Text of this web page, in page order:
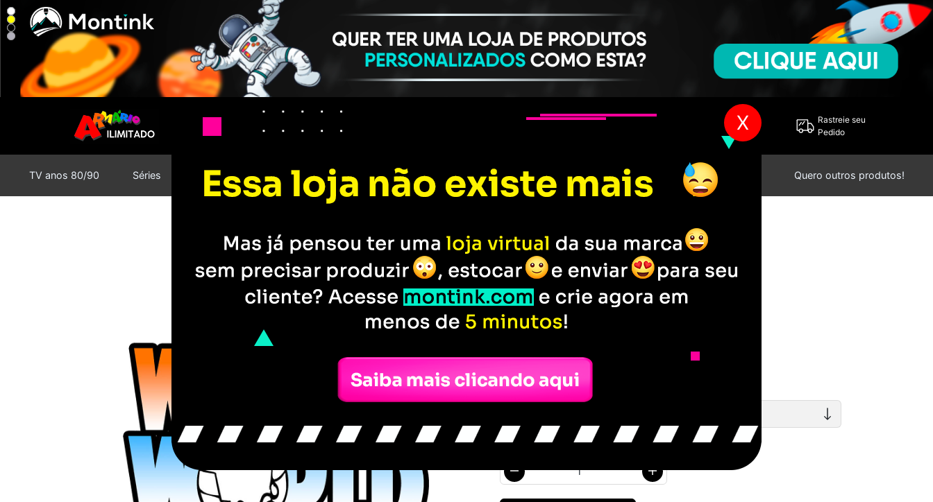
X
Armário Ilimitado - Camisetas e produtos personalizados
Entre em
Contato
Rastreie seu
Pedido
TV anos 80/90 Séries Cinema Star Wars Tarantino Cultura Pop Marcas do cinema Mande sua ideia de estampa! Quero outros produtos!
Início > Marcas icônicas do cinema > Wayne's World
Wayne's World
R$ 69,90
ou3x de R$ 23,30
COR